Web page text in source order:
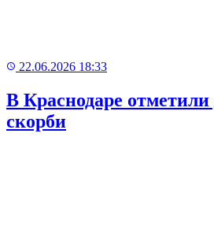
22.06.2026 18:33
В Краснодаре
скорби